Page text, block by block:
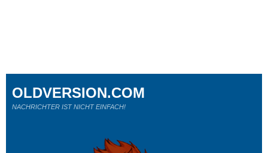
OLDVERSION.COM
NACHRICHTER IST NICHT EINFACH!